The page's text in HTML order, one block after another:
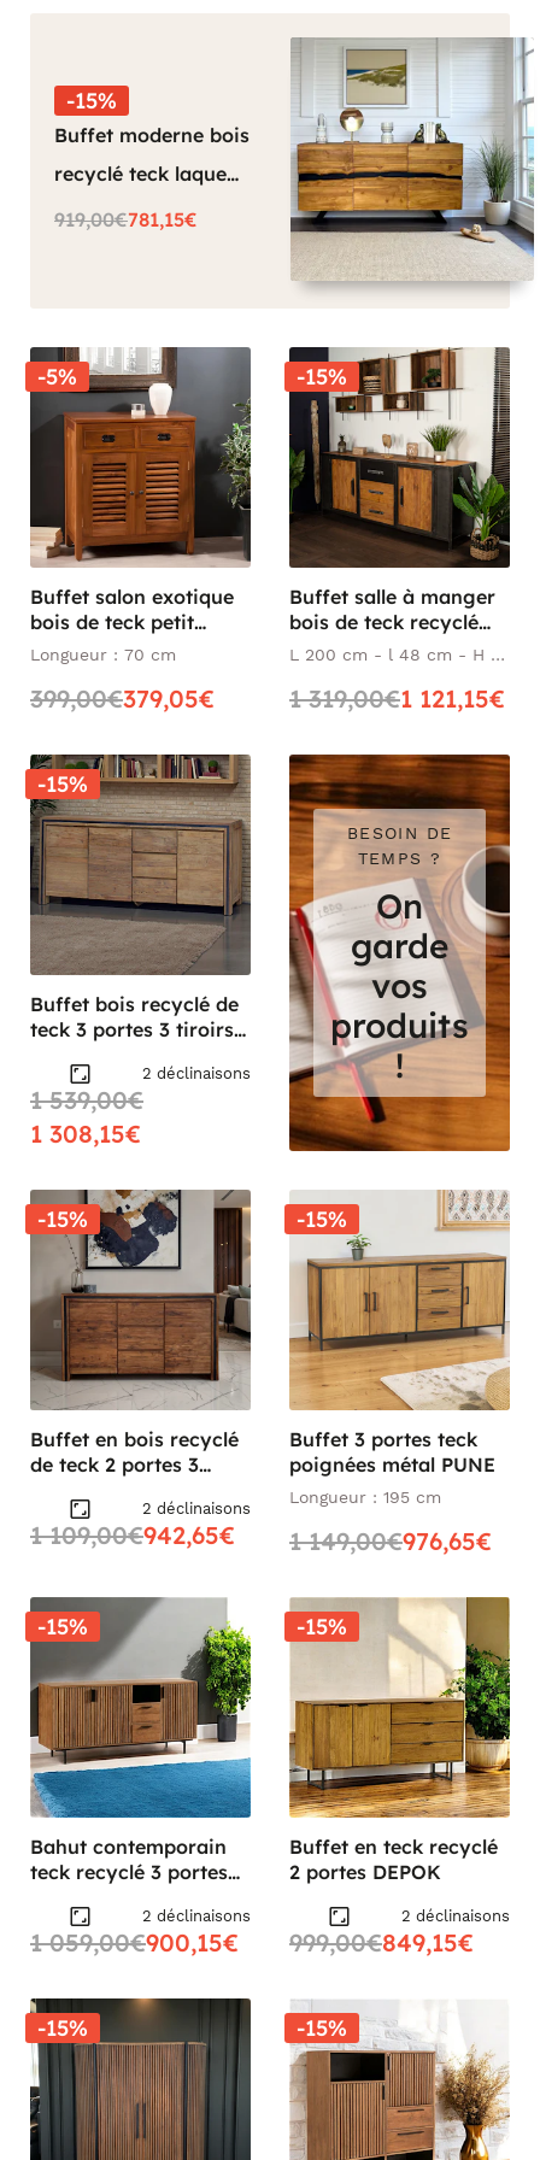
-15%
Buffet moderne bois
recyclé teck laque
noire BARBADE
919,00€781,15€
-5%
Buffet salon exotique
bois de teck petit
modèle BISHO
Longueur : 70 cm
399,00€379,05€
-15%
Buffet salle à manger
bois de teck recyclé
métal vieilli
L 200 cm - l 48 cm - H 81
1 319,00€1 121,15€
-15%
Buffet bois recyclé de
teck 3 portes 3 tiroirs
2 déclinaisons
1 539,00€
1 308,15€
BESOIN DE
TEMPS ?
On
garde
vos
produits
!
-15%
Buffet en bois recyclé
de teck 2 portes 3
2 déclinaisons
1 109,00€942,65€
-15%
Buffet 3 portes teck
poignées métal PUNE
Longueur : 195 cm
1 149,00€976,65€
-15%
Bahut contemporain
teck recyclé 3 portes
2 déclinaisons
1 059,00€900,15€
-15%
Buffet en teck recyclé
2 portes DEPOK
2 déclinaisons
999,00€849,15€
-15% -15%